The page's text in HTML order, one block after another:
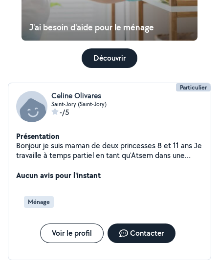
J'ai besoin d'aide pour le ménage
Découvrir
Particulier
Celine Olivares
Saint-Jory (Saint-Jory)
-/5
Présentation
Bonjour je suis maman de deux princesses 8 et 11 ans Je
travaille à temps partiel en tant qu'Atsem dans une
permet d'offrir des petits extras à mes puces Je suis
vous intéresses .
Aucun avis pour l'instant
Ménage
Voir le profil Contacter